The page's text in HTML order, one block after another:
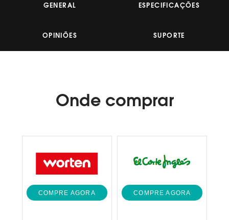
mesma
GENERAL ESPECIFICAÇÕES
OPINIÕES SUPORTE
Onde comprar
COMPRE AGORA COMPRE AGORA